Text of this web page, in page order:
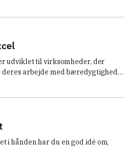
udviklet til virksomheder, der
arbejde med bæredygtighed,
i hånden har du en god idé om,